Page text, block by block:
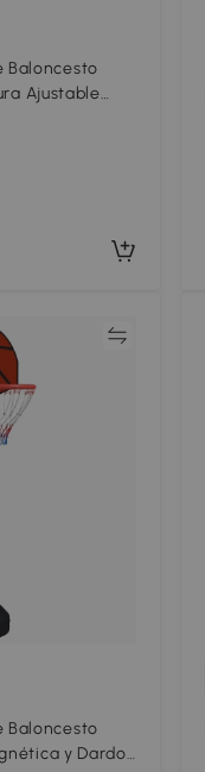
Baloncesto
Ajustable
Tablero
cm
Baloncesto
y Dardos